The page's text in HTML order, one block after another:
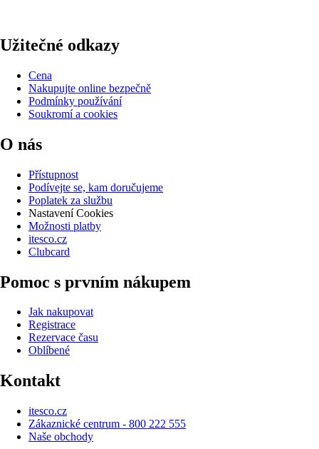
Užitečné odkazy
Cena
Nakupujte online bezpečně
Podmínky používání
Soukromí a cookies
O nás
Přístupnost
Podívejte se, kam doručujeme
Poplatek za službu
Nastavení Cookies
Možnosti platby
itesco.cz
Clubcard
Pomoc s prvním nákupem
Jak nakupovat
Registrace
Rezervace času
Oblíbené
Kontakt
itesco.cz
Zákaznické centrum - 800 222 555
Naše obchody